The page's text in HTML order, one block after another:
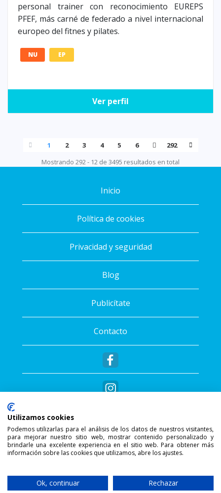
personal trainer con reconocimiento EUREPS
PFEF, más carné de federado a nivel internacional
europeo del fitnes y pilates.
NU EP
Ver perfil
1 2 3 4 5 6
292
Mostrando 292 - 12 de 3495 resultados en total
Inicio
Política de cookies
Privacidad y seguridad
Blog
Publicítate
Contacto
Copyright © 2026 - Sportalis®. Todos los
derechos reservados.
SSL Secure Connection
Utilizamos cookies
Podemos utilizarlas para el análisis de los datos de nuestros visitantes,
para mejorar nuestro sitio web, mostrar contenido personalizado y
brindarle una excelente experiencia en el sitio web. Para obtener más
información sobre las cookies que utilizamos, abre los ajustes.
Ok, continuar Rechazar